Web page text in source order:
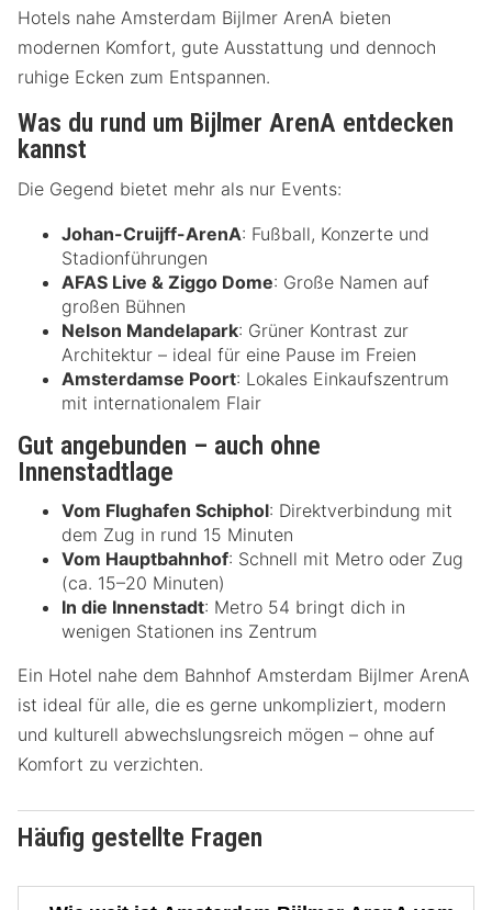
Hotels nahe Amsterdam Bijlmer ArenA bieten
modernen Komfort, gute Ausstattung und dennoch
ruhige Ecken zum Entspannen.
Was du rund um Bijlmer ArenA entdecken
kannst
Die Gegend bietet mehr als nur Events:
Johan-Cruijff-ArenA: Fußball, Konzerte und
Stadionführungen
AFAS Live & Ziggo Dome: Große Namen auf
großen Bühnen
Nelson Mandelapark: Grüner Kontrast zur
Architektur – ideal für eine Pause im Freien
Amsterdamse Poort: Lokales Einkaufszentrum
mit internationalem Flair
Gut angebunden – auch ohne
Innenstadtlage
Vom Flughafen Schiphol: Direktverbindung mit
dem Zug in rund 15 Minuten
Vom Hauptbahnhof: Schnell mit Metro oder Zug
(ca. 15–20 Minuten)
In die Innenstadt: Metro 54 bringt dich in
wenigen Stationen ins Zentrum
Ein Hotel nahe dem Bahnhof Amsterdam Bijlmer ArenA
ist ideal für alle, die es gerne unkompliziert, modern
und kulturell abwechslungsreich mögen – ohne auf
Komfort zu verzichten.
Häufig gestellte Fragen